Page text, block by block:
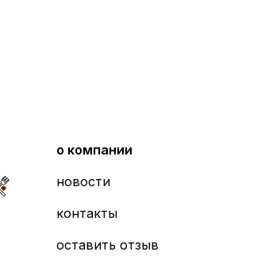
о компании
новости
контакты
оставить отзыв